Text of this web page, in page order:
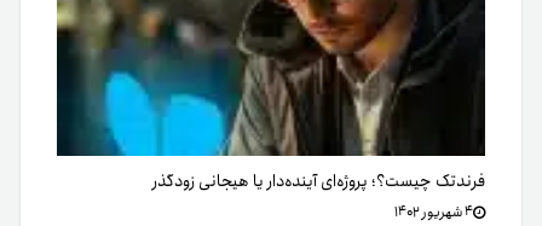
فرندتک چیست؟؛ پروژه‌ای آینده‌دار یا هیجانی زودگذر
۴ شهریور ۱۴۰۲